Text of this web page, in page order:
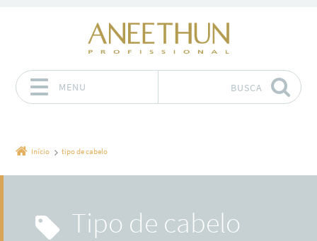
MENU BUSCA
Início tipo de cabelo
tipo de cabelo